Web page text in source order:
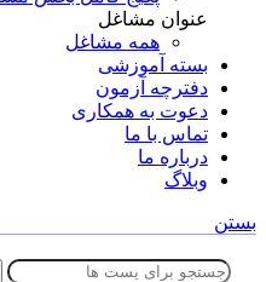
عنوان مشاغل
همه مشاغل
بسته آموزشی
دفترچه آزمون
دعوت به همکاری
تماس با ما
درباره ما
وبلاگ
بستن